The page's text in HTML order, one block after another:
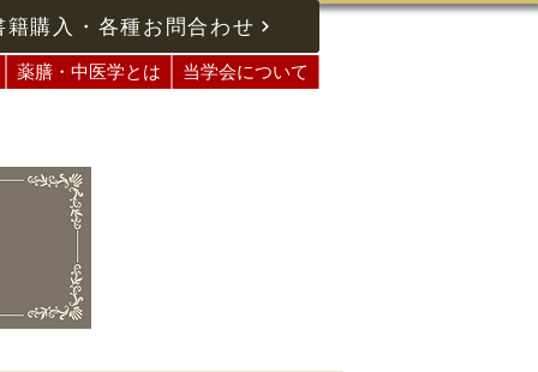
籍購入・各種お問合わせ
薬膳・中医学とは 当学会について